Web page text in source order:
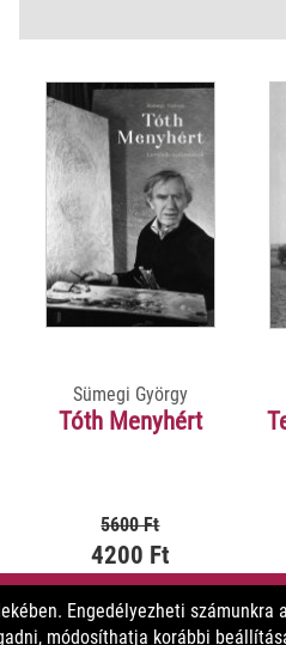
Sümegi György
Tóth Menyhért
5600 Ft
4200 Ft
MEGNÉZEM
Engedélyezheti
módosíthatja korábbi